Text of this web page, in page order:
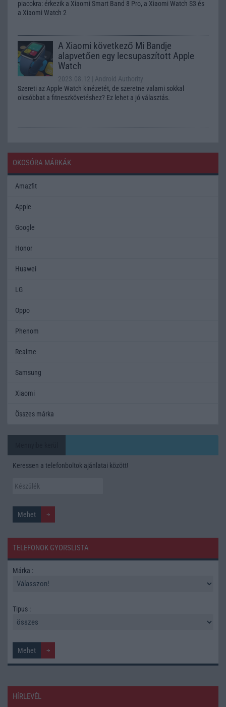
piacokra: érkezik a Xiaomi Smart Band 8 Pro, a Xiaomi Watch S3 és
a Xiaomi Watch 2
A Xiaomi következő Mi Bandje
alapvetően egy lecsupaszított Apple
Watch
2023.08.12
| Android Authority
Szereti az Apple Watch kinézetét, de szeretne valami sokkal
olcsóbbat a fitneszkövetéshez? Ez lehet a jó választás.
OKOSÓRA MÁRKÁK
Amazfit
Apple
Google
Honor
Huawei
LG
Oppo
Phenom
Realme
Samsung
Xiaomi
Összes márka
Keressen a telefonboltok ajánlatai között!
TELEFONOK GYORSLISTA
Márka :
Tipus :
HÍRLEVÉL